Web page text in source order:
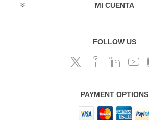
MI CUENTA
FOLLOW US
PAYMENT OPTIONS